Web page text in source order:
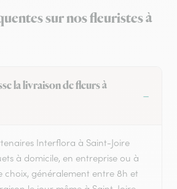
sur nos fleuristes à
la livraison de fleurs à
Interflora à Saint-Joire
à domicile, en entreprise ou à
choix, généralement entre 8h et